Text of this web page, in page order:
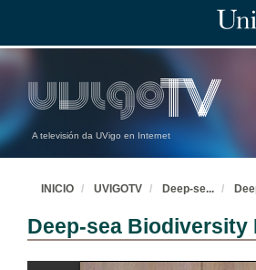
A televisión da UVigo en Internet
INICIO UVIGOTV Deep-se...
Deep-sea Biodiversity